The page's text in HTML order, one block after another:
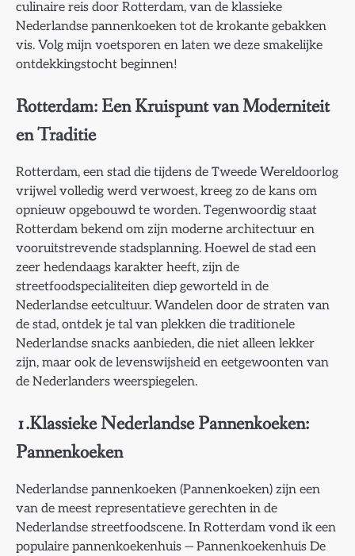
culinaire reis door Rotterdam, van de klassieke
Nederlandse pannenkoeken tot de krokante gebakken
vis. Volg mijn voetsporen en laten we deze smakelijke
ontdekkingstocht beginnen!
Rotterdam: Een Kruispunt van Moderniteit
en Traditie
Rotterdam, een stad die tijdens de Tweede Wereldoorlog
vrijwel volledig werd verwoest, kreeg zo de kans om
opnieuw opgebouwd te worden. Tegenwoordig staat
Rotterdam bekend om zijn moderne architectuur en
vooruitstrevende stadsplanning. Hoewel de stad een
zeer hedendaags karakter heeft, zijn de
streetfoodspecialiteiten diep geworteld in de
Nederlandse eetcultuur. Wandelen door de straten van
de stad, ontdek je tal van plekken die traditionele
Nederlandse snacks aanbieden, die niet alleen lekker
zijn, maar ook de levenswijsheid en eetgewoonten van
de Nederlanders weerspiegelen.
1.Klassieke Nederlandse Pannenkoeken:
Pannenkoeken
Nederlandse pannenkoeken (Pannenkoeken) zijn een
van de meest representatieve gerechten in de
Nederlandse streetfoodscene. In Rotterdam vond ik een
populaire pannenkoekenhuis — Pannenkoekenhuis De